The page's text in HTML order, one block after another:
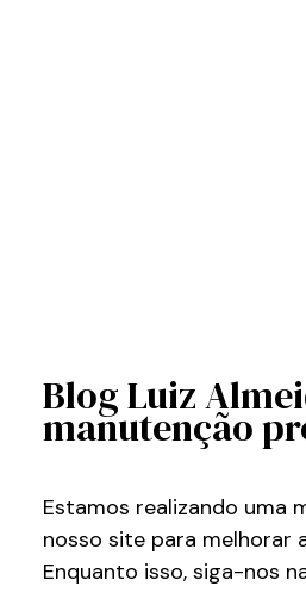
Blog Luiz
manutenção
Estamos realizando uma
nosso site para melhorar
Enquanto isso, siga-nos